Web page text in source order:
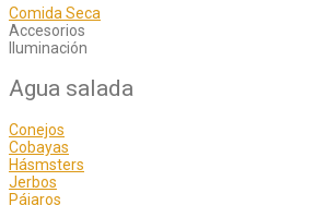
Comida Seca
Accesorios
Iluminación
Agua salada
Conejos
Cobayas
Hásmsters
Jerbos
Pájaros